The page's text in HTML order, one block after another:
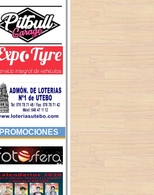
PROMOCIONES